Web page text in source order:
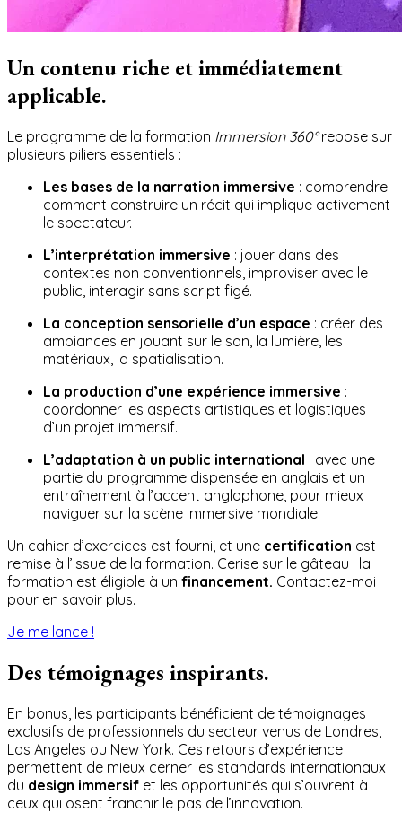
Un contenu riche et immédiatement
applicable.
Le programme de la formation Immersion 360°repose sur
plusieurs piliers essentiels :
Les bases de la narration immersive : comprendre
comment construire un récit qui implique activement
le spectateur.
L’interprétation immersive : jouer dans des
contextes non conventionnels, improviser avec le
public, interagir sans script figé.
La conception sensorielle d’un espace : créer des
ambiances en jouant sur le son, la lumière, les
matériaux, la spatialisation.
La production d’une expérience immersive :
coordonner les aspects artistiques et logistiques
d’un projet immersif.
L’adaptation à un public international : avec une
partie du programme dispensée en anglais et un
entraînement à l’accent anglophone, pour mieux
naviguer sur la scène immersive mondiale.
Un cahier d’exercices est fourni, et une certification est
remise à l’issue de la formation. Cerise sur le gâteau : la
formation est éligible à un financement. Contactez-moi
pour en savoir plus.
Je me lance !
Des témoignages inspirants.
En bonus, les participants bénéficient de témoignages
exclusifs de professionnels du secteur venus de Londres,
Los Angeles ou New York. Ces retours d’expérience
permettent de mieux cerner les standards internationaux
du design immersif et les opportunités qui s’ouvrent à
ceux qui osent franchir le pas de l’innovation.